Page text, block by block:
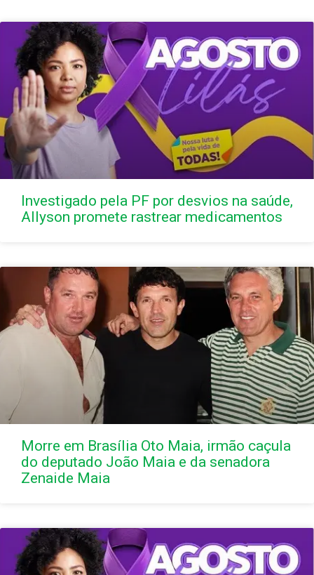
Investigado pela PF por desvios na saúde,
Allyson promete rastrear medicamentos
Morre em Brasília Oto Maia, irmão caçula
do deputado João Maia e da senadora
Zenaide Maia